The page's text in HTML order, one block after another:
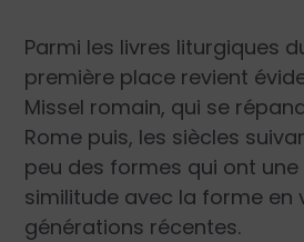
Parmi les livres liturgiques
première place revient
Missel romain, qui se
Rome puis, les siècles
peu des formes qui ont
similitude avec la forme en
générations récentes.